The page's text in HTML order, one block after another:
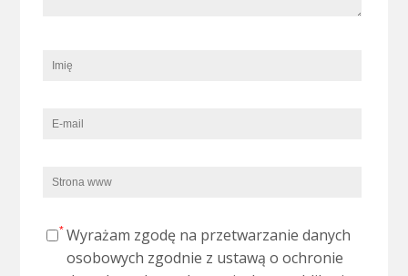
Wyrażam zgodę na przetwarzanie danych
osobowych zgodnie z ustawą o ochronie